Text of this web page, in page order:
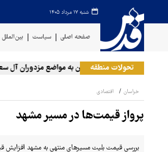
شنبه ۱۷ مرداد ۱۴۰۵
صفحه اصلی سیاست بین‌الملل
تحولات منطقه
حمله ارتش یمن به مواضع مزدوران آل سعود
خراسان اقتصادی
پرواز قیمت‌ها در مسیر مشهد
بررسی قیمت بلیت‌ مسیرهای منتهی به مشهد افزایش قیمت ۲۰ تا ۷۵درصدی را